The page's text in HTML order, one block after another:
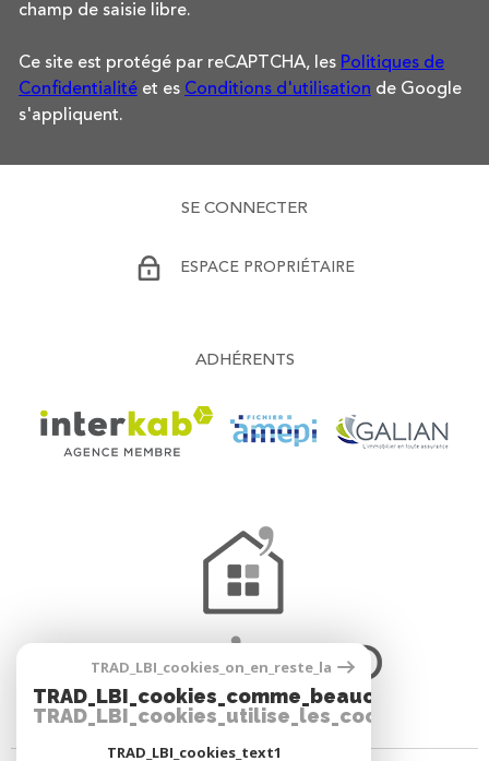
champ de saisie libre.
Ce site est protégé par reCAPTCHA, les Politiques de
Confidentialité et es Conditions d'utilisation de Google
s'appliquent.
SE CONNECTER
ESPACE PROPRIÉTAIRE
ADHÉRENTS
TRAD_LBI_cookies_on_en_reste_la
TRAD_LBI_cookies_utilise_les_cookies
TRAD_LBI_cookies_text1